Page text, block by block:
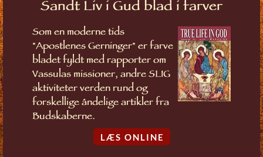
Sandt Liv i Gud blad i farver
Som en moderne tids
"Apostlenes Gerninger" er farve
bladet fyldt med rapporter om
Vassulas missioner, andre SLIG
aktiviteter verden rund og
forskellige åndelige artikler fra
Budskaberne.
LÆS ONLINE